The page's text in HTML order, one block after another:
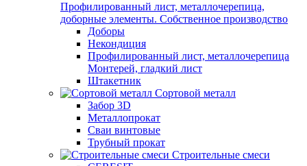
Профилированный лист, металлочерепица,
доборные элементы. Собственное производство
Доборы
Некондиция
Профилированный лист, металлочерепица
Монтерей, гладкий лист
Штакетник
Сортовой металл
Забор 3D
Металлопрокат
Сваи винтовые
Трубный прокат
Строительные смеси